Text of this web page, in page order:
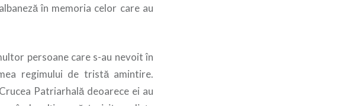
în memoria celor care au
persoane care s-au nevoit în
regimului de tristă amintire.
Patriarhală deoarece ei au